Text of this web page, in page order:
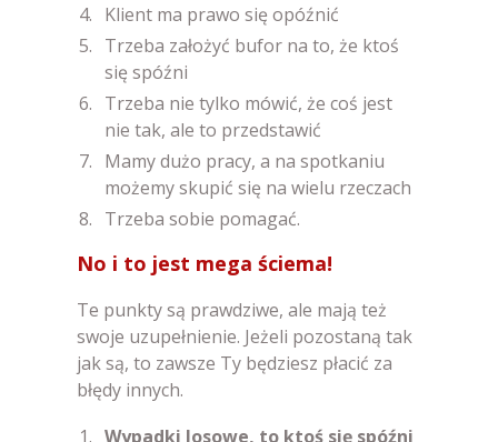
Klient ma prawo się opóźnić
Trzeba założyć bufor na to, że ktoś
się spóźni
Trzeba nie tylko mówić, że coś jest
nie tak, ale to przedstawić
Mamy dużo pracy, a na spotkaniu
możemy skupić się na wielu rzeczach
Trzeba sobie pomagać.
No i to jest mega ściema!
Te punkty są prawdziwe, ale mają też
swoje uzupełnienie. Jeżeli pozostaną tak
jak są, to zawsze Ty będziesz płacić za
błędy innych.
Wypadki losowe, to ktoś się spóźni